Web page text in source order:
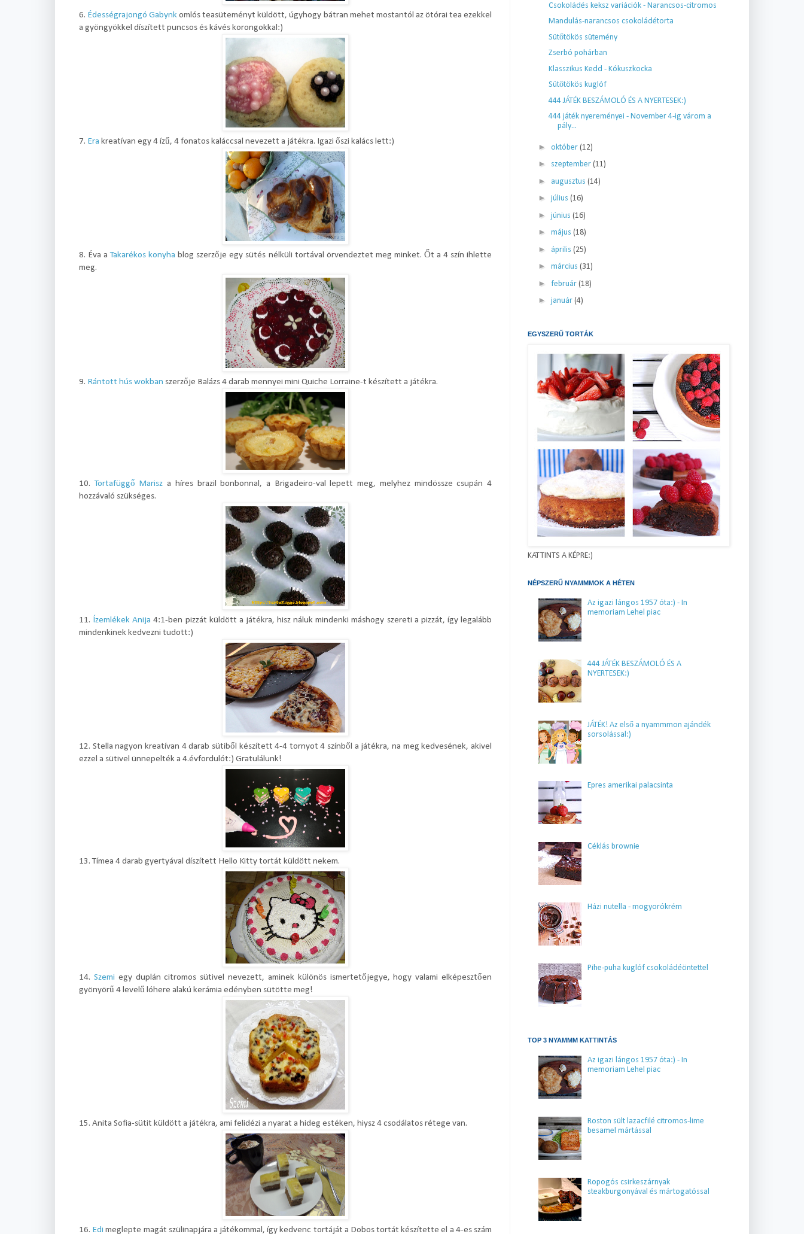
6. Édességrajongó Gabynkomlós teasüteményt küldött, úgyhogy bátran mehet mostantól az ötórai tea ezekkel
a gyöngyökkel díszített puncsos és kávés korongokkal:)
7. Era kreatívan egy 4 ízű, 4 fonatos kaláccsal nevezett a játékra. Igazi őszi kalács lett:)
8. Éva aTakarékos konyha blog szerzője egy sütés nélküli tortával örvendeztet meg minket. Őt a 4 szín ihlette
meg.
9. Rántott hús wokban szerzője Balázs 4 darab mennyei mini Quiche Lorraine-t készített a játékra.
10.Tortafüggő Marisz a híres brazil bonbonnal, a Brigadeiro-val lepett meg, melyhez mindössze csupán 4
hozzávaló szükséges.
11. Ízemlékek Anija 4:1-ben pizzát küldött a játékra, hisz náluk mindenki máshogy szereti a pizzát, így legalább
mindenkinek kedvezni tudott:)
12. Stella nagyon kreatívan 4 darab sütiből készített 4-4 tornyot 4 színből a játékra, na meg kedvesének, akivel
ezzel a sütivel ünnepelték a 4.évfordulót:) Gratulálunk!
13. Tímea 4 darab gyertyával díszített Hello Kitty tortát küldött nekem.
14. Szemi egy duplán citromos sütivel nevezett, aminek különös ismertetőjegye, hogy valami elképesztően
gyönyörű 4 levelű lóhere alakú kerámia edényben sütötte meg!
15. Anita Sofia-sütit küldött a játékra, ami felidézi a nyarat a hideg estéken, hiysz 4 csodálatos rétege van.
16. Edi meglepte magát szülinapjára a játékommal, így kedvenc tortáját a Dobos tortát készítette el a 4-es szám
Csokoládés keksz variációk - Narancsos-citromos
Mandulás-narancsos csokoládétorta
Sütőtökös sütemény
Zserbó pohárban
Klasszikus Kedd - Kókuszkocka
Sütőtökös kuglóf
444 JÁTÉK BESZÁMOLÓ ÉS A NYERTESEK:)
444 játék nyereményei - November 4-ig várom a
pály...
► október (12)
► szeptember (11)
► augusztus (14)
► július (16)
► június (16)
► május (18)
► április (25)
► március (31)
► február (18)
► január (4)
EGYSZERŰ TORTÁK
KATTINTS A KÉPRE:)
NÉPSZERŰ NYAMMMOK A HÉTEN
Az igazi lángos 1957 óta:) - In
memoriam Lehel piac
444 JÁTÉK BESZÁMOLÓ ÉS A
NYERTESEK:)
JÁTÉK! Az első a nyammmon ajándék
sorsolással:)
Epres amerikai palacsinta
Céklás brownie
Házi nutella - mogyorókrém
Pihe-puha kuglóf csokoládéöntettel
TOP 3 NYAMMM KATTINTÁS
Az igazi lángos 1957 óta:) - In
memoriam Lehel piac
Roston sült lazacfilé citromos-lime
besamel mártással
Ropogós csirkeszárnyak
steakburgonyával és mártogatóssal